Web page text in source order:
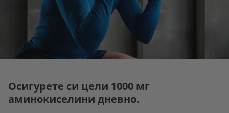
Осигурете си цели 1000 мг
аминокиселини дневно.